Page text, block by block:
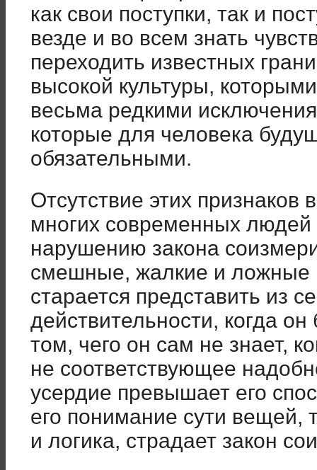
как свои поступки, так и
везде и во всем знать
переходить известных
высокой культуры,
весьма редкими
которые для человека
обязательными.
Отсутствие этих признаков
многих современных людей
нарушению закона
смешные, жалкие и ложные
старается представить из
действительности, когда он
том, чего он сам не знает,
не соответствующее
усердие превышает его
его понимание сути вещей,
и логика, страдает закон